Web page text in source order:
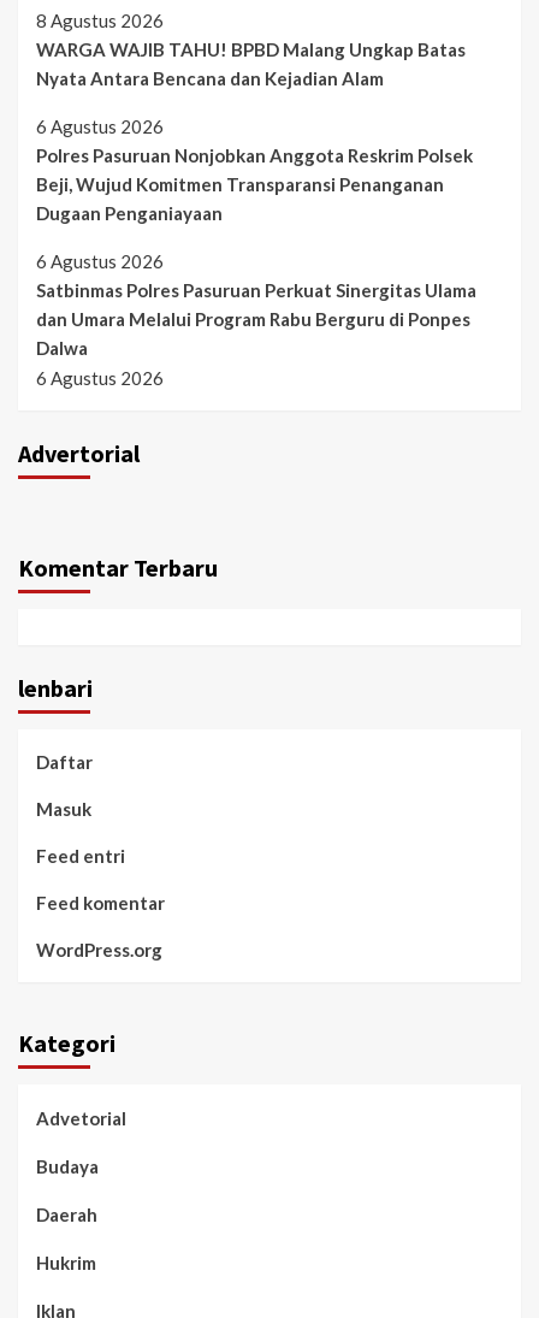
8 Agustus 2026
WARGA WAJIB TAHU! BPBD Malang Ungkap Batas
Nyata Antara Bencana dan Kejadian Alam
6 Agustus 2026
Polres Pasuruan Nonjobkan Anggota Reskrim Polsek
Beji, Wujud Komitmen Transparansi Penanganan
Dugaan Penganiayaan
6 Agustus 2026
Satbinmas Polres Pasuruan Perkuat Sinergitas Ulama
dan Umara Melalui Program Rabu Berguru di Ponpes
Dalwa
6 Agustus 2026
Advertorial
Komentar Terbaru
lenbari
Daftar
Masuk
Feed entri
Feed komentar
WordPress.org
Kategori
Advetorial
Budaya
Daerah
Hukrim
Iklan